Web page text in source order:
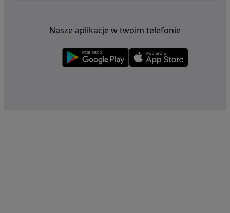
Nasze aplikacje w twoim telefonie